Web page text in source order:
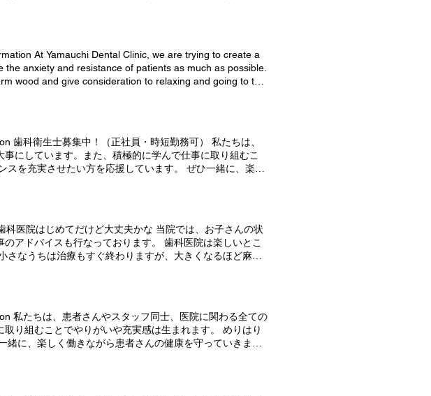
At Yamauchi Dental Clinic, we are trying to create a
anxiety and resistance of patients as much as possible.
wood and give consideration to relaxing and going to the
The toilet is fully equipped with diaper changing seats
privacy and safety in mind so that it will not be seen by
In addition, it is a semi-private clinic that takes privacy
room You can spend a relaxing waiting time in a
so that it cannot be seen by other patients in the waiting
treatment without worrying about the eyes of
without any hassle. Counseling Room In a bright
concerns and wishes, explain the oral condition and
introduction
科衛生士募集中！（正社員・時短勤務可） 私たちは、
にしています。また、積極的に学んで仕事に取り組むこ
を充実させたい方を応援しています。 ぜひ一緒に、楽し
stroller can be put in as it is, so even people with babies
spend their waiting time without getting bored. 特徴 5 有
合い、子どもの用事や学校行事、通院だけでなく、コン
生） ・健康保険（歯科医師国保）、厚生年金完備 ・雇用
のある方 を求めています。 私たちは、患者さんやスタッ
た、積極的に学んで仕事に取り組むことでやりがいや充
方を応援しています。 ぜひ一緒に、楽しく働きながら患者
点は何ですか？ ・スキルアップした ・これまで手がけた
ろ、良いところはなんですか？ ・スタッフが明るい ・建
で恥じないよう、できる限り勉強していたい 求職者への
医院はじめてだけど大丈夫かな 当院では、お子さんの状
アドバイスも行なっております。 歯科医院は楽しいとこ
なうちは治療もすぐ終わりますが、大きくなるほど麻酔
ールームをご用意しております。 （ご希望の際はご予約
たちは、患者さんやスタッフ同士、医院に関わる全ての
り組むことでやりがいや充実感は生まれます。 めりはり
に、楽しく働きながら患者さんの健康を守っていきまし
babies can be treated with peace of mind. * There is